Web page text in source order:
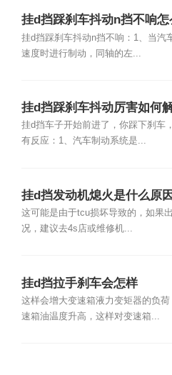
挂d挡踩刹车抖动n挡不响
挂d挡踩刹车抖动n挡不响：1、当汽
速度时进行制动，同轴的左...
挂d挡踩刹车抖动厉害如何
挂d挡车子开始前进了，你踩下刹车
有反应：1、汽车制动系统是...
挂d挡发动机熄火是什么原因
这可能是由于tcu损坏导致的，如果
况，建议去4s店或维修机...
挂d挡拉手刹车会怎样
这样会增大变速箱液力变矩器的负
速箱油温度升高，这样对变速箱...